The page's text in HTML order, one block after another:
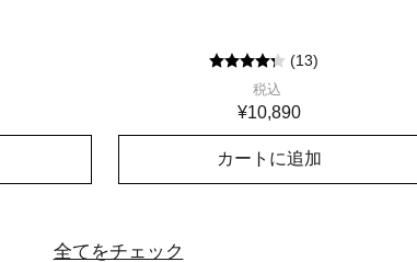
(13)
税込
¥10,890
カートに追加
全てをチェック